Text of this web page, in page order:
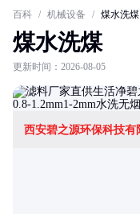
百科 / 机械设备 / 煤水洗煤
煤水洗煤
更新时间：2026-08-05